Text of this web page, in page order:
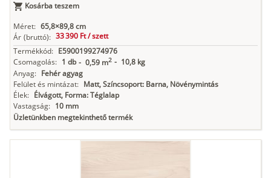
Kosárba teszem
Méret: 65,8×89,8 cm
Ár (bruttó): 33 390 Ft /szett
Termékkód: E5900199274976
Csomagolás: 1 db - 0,59 m2 - 10,8 kg
Anyag: Fehér agyag
Felület és mintázat: Matt, Színcsoport: Barna, Növénymintás
Élek: Élvágott, Forma: Téglalap
Vastagság: 10 mm
Üzletünkben megtekinthető termék